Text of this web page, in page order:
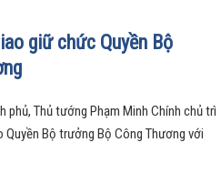
giữ chức Quyền Bộ
phủ, Thủ tướng Phạm Minh Chính chủ trì
Bộ trưởng Bộ Công Thương với